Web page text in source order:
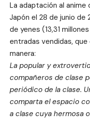
La adaptación al anime
Japón el 28 de junio de
de yenes (13,31
entradas vendidas,
manera:
La popular y
compañeros de clase
periódico de la clase.
comparta el espacio
a clase cuya hermosa